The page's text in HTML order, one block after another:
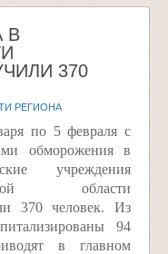
В
370
РЕГИОНА
по 5 февраля с
обморожения в
учреждения
области
370 человек. Из
94
в главном